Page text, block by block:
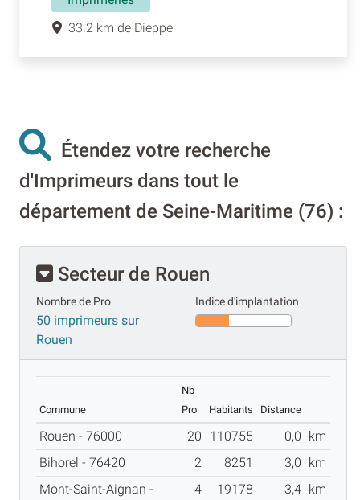
33.2 km de Dieppe
Étendez votre recherche
d'Imprimeurs dans tout le
département de Seine-Maritime (76) :
Secteur de Rouen
Nombre de Pro
50 imprimeurs sur
Rouen
Indice d'implantation
Commune
Nb
Pro
Habitants Distance
Rouen - 76000 20 110755 0,0
km
Bihorel - 76420
2 8251 3,0
km
Mont-Saint-Aignan -
4 19178 3,4 km